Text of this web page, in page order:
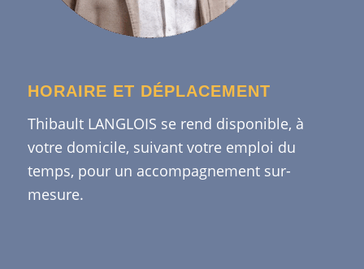
HORAIRE ET DÉPLACEMENT
Thibault LANGLOIS se rend disponible, à
votre domicile, suivant votre emploi du
temps, pour un accompagnement sur-
mesure.